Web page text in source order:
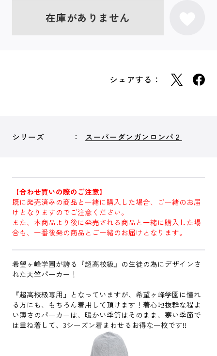
在庫がありません
シェアする：
シリーズ スーパーダンガンロンパ２
【合わせ買いの際のご注意】
既に発売済みの商品と一緒に購入した場合、ご一緒のお届
けとなりますのでご注意ください。
また、本商品より後に発売される商品と一緒に購入した場
合も、一番後発の商品とご一緒のお届けとなります。
希望ヶ峰学園が誇る『超高校級』の生徒の為にデザインさ
れた天竺パーカー！
『超高校級専用』となっていますが、希望ヶ峰学園に憧れ
る方にも、もちろん着用して頂けます！着心地抜群な程よ
い薄さのパーカーは、暖かい季節はそのまま、寒い季節で
は重ね着して、3シーズン着まわせるお得な一枚です!!